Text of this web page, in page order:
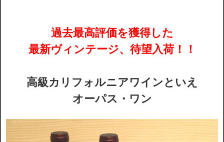
生まれ年のワイン【プラチナワイン】
お電話 （03-5913-8046）
過去最高評価を獲得した
最新ヴィンテージ、待望入荷！！
高級カリフォルニアワインといえ
オーパス・ワン